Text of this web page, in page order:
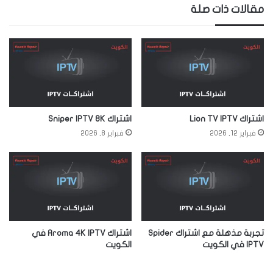
مقالات ذات صلة
اشتراك Lion TV IPTV
فبراير 12, 2026
اشتراك Sniper IPTV 8K
فبراير 8, 2026
تجربة مذهلة مع اشتراك Spider
IPTV في الكويت
اشتراك Aroma 4K IPTV في
الكويت